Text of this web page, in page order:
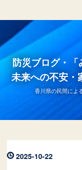
防災ブログ・「
未来への不安
香川県の民間によ
2025-10-22